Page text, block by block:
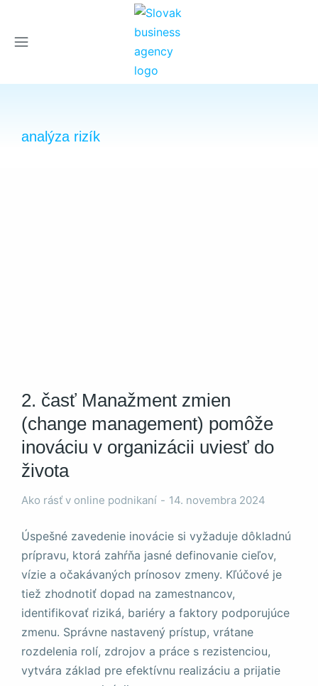
analýza rizík
2. časť Manažment zmien
(change management) pomôže
inováciu v organizácii uviesť do
života
Ako rásť v online podnikaní 14. novembra 2024
Úspešné zavedenie inovácie si vyžaduje dôkladnú
prípravu, ktorá zahŕňa jasné definovanie cieľov,
vízie a očakávaných prínosov zmeny. Kľúčové je
tiež zhodnotiť dopad na zamestnancov,
identifikovať riziká, bariéry a faktory podporujúce
zmenu. Správne nastavený prístup, vrátane
rozdelenia rolí, zdrojov a práce s rezistenciou,
vytvára základ pre efektívnu realizáciu a prijatie
Nevyhnutné
Tieto súbory
cookie nie sú
voliteľné. Sú
potrebné pre
webovej
Štatistiky
mohli
zlepšiť
funkčnosť
a štruktúru
webovej
stránky na